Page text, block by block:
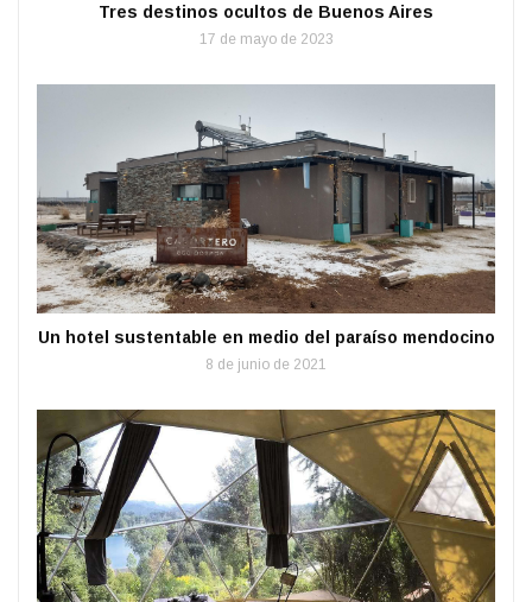
Tres destinos ocultos de Buenos Aires
17 de mayo de 2023
Un hotel sustentable en medio del paraíso mendocino
8 de junio de 2021